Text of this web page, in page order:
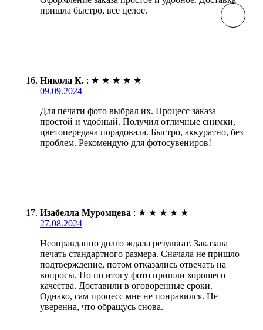
пришла быстро, все целое.
Никола К. : ★ ★ ★ ★ ★
09.09.2024
Для печати фото выбрал их. Процесс заказа
простой и удобный. Получил отличные снимки,
цветопередача порадовала. Быстро, аккуратно, без
проблем. Рекомендую для фотосувениров!
Изабелла Муромцева : ★ ★ ★ ★ ★
27.08.2024
Неоправданно долго ждала результат. Заказала
печать стандартного размера. Сначала не пришло
подтверждение, потом отказались отвечать на
вопросы. Но по итогу фото пришли хорошего
качества. Доставили в оговоренные сроки.
Однако, сам процесс мне не понравился. Не
уверенна, что обращусь снова.